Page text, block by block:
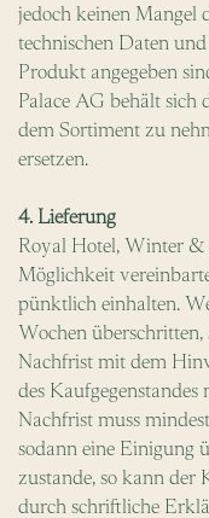
jedoch keinen Mangel
technischen Daten
Produkt angegeben
Palace AG behält sich
dem Sortiment zu
ersetzen.
4. Lieferung
Royal Hotel, Winter &
Möglichkeit
pünktlich einhalten.
Wochen überschritten,
Nachfrist mit dem
des
Nachfrist muss
sodann eine Einigung
zustande, so kann
durch schriftliche